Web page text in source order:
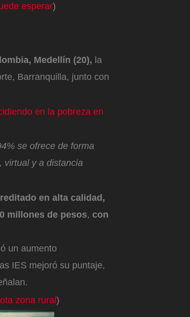
esperar)
Medellín (20), la
Barranquilla, junto con
en la pobreza en
se ofrece de forma
virtual y a distancia
en alta calidad,
millones de pesos, con
un aumento
IES mejoró su puntaje,
zona rural)